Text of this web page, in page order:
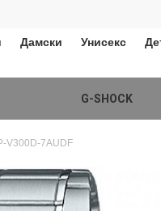
Дамски Унисекс
G-SHOCK
V300D-7AUDF